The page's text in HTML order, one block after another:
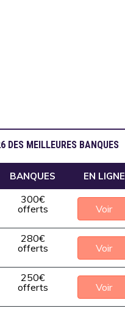
DES MEILLEURES BANQUES
BANQUES EN LIGNE
300€
offerts
Voir
280€
offerts
Voir
250€
offerts
Voir